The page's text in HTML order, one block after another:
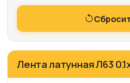
Лента латунная Л63